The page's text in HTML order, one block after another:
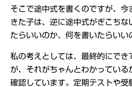
そこで途中式を書くのですが、今
きた子は、逆に途中式がぎこちな
たらいいのか、何を書いたらいい
私の考えとしては、最終的にでき
が、それがちゃんとわかっている
確認しています。定期テストや受